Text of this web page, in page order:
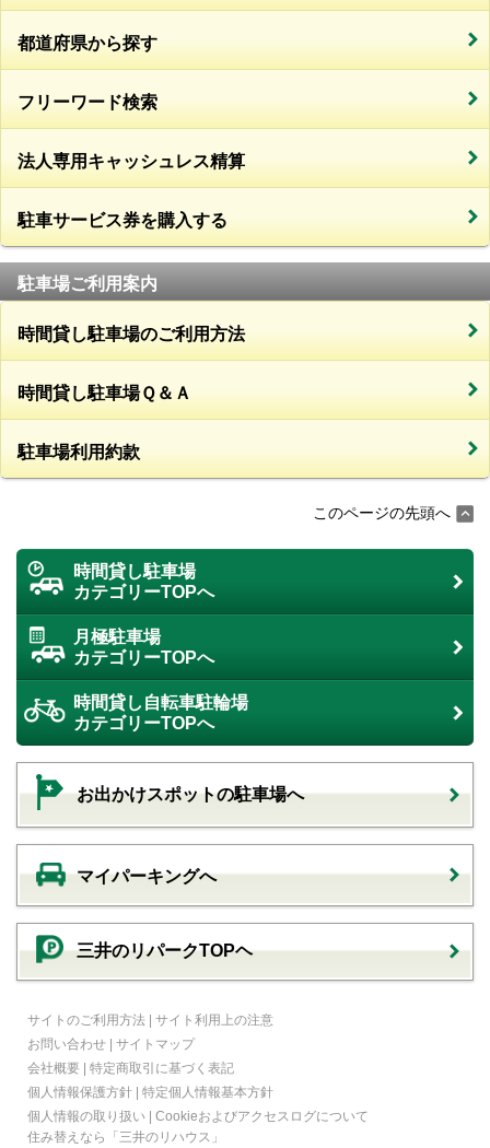
都道府県から探す
フリーワード検索
法人専用キャッシュレス精算
駐車サービス券を購入する
駐車場ご利用案内
時間貸し駐車場のご利用方法
時間貸し駐車場Ｑ＆Ａ
駐車場利用約款
このページの先頭へ
時間貸し駐車場
カテゴリーTOPへ
月極駐車場
カテゴリーTOPへ
時間貸し自転車駐輪場
カテゴリーTOPへ
お出かけスポットの駐車場へ
マイパーキングへ
三井のリパークTOPヘ
サイトのご利用方法 | サイト利用上の注意
お問い合わせ | サイトマップ
会社概要 | 特定商取引に基づく表記
個人情報保護方針 | 特定個人情報基本方針
個人情報の取り扱い | Cookieおよびアクセスログについて
住み替えなら
「三井のリハウス」